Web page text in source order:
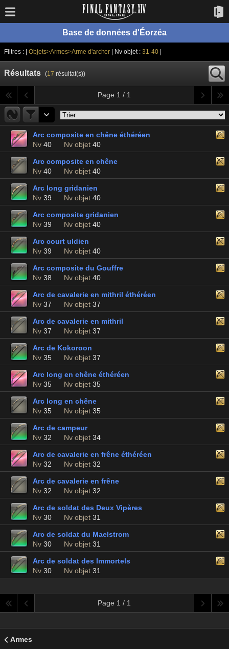
Base de données d'Éorzéa
Filtres : | Objets>Armes>Arme d'archer | Nv objet :31-40
Résultats (17 résultat(s))
Page 1 / 1
Arc composite en chêne éthéréen
Nv 40 Nv objet 40
Arc composite en chêne
Nv 40 Nv objet 40
Arc long gridanien
Nv 39 Nv objet 40
Arc composite gridanien
Nv 39 Nv objet 40
Arc court uldien
Nv 39 Nv objet 40
Arc composite du Gouffre
Nv 38 Nv objet 40
Arc de cavalerie en mithril éthéréen
Nv 37 Nv objet 37
Arc de cavalerie en mithril
Nv 37 Nv objet 37
Arc de Kokoroon
Nv 35 Nv objet 37
Arc long en chêne éthéréen
Nv 35 Nv objet 35
Arc long en chêne
Nv 35 Nv objet 35
Arc de campeur
Nv 32 Nv objet 34
Arc de cavalerie en frêne éthéréen
Nv 32 Nv objet 32
Arc de cavalerie en frêne
Nv 32 Nv objet 32
Arc de soldat des Deux Vipères
Nv 30 Nv objet 31
Arc de soldat du Maelstrom
Nv 30 Nv objet 31
Arc de soldat des Immortels
Nv 30 Nv objet 31
Page 1 / 1
Armes